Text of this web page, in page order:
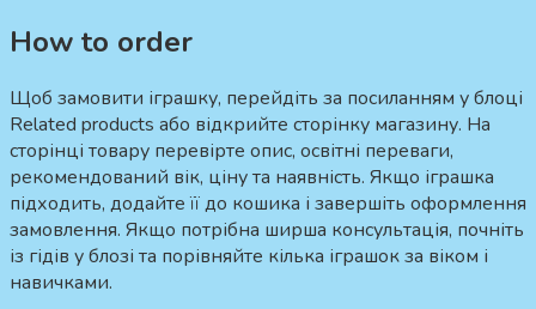
How to order
Щоб замовити іграшку, перейдіть за посиланням у блоці
Related products або відкрийте сторінку магазину. На
сторінці товару перевірте опис, освітні переваги,
рекомендований вік, ціну та наявність. Якщо іграшка
підходить, додайте її до кошика і завершіть оформлення
замовлення. Якщо потрібна ширша консультація, почніть
із гідів у блозі та порівняйте кілька іграшок за віком і
навичками.